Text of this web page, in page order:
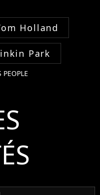
Holland
Park
PEOPLE